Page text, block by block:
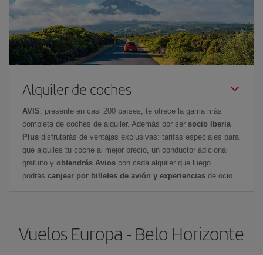
Alquiler de coches
AVIS , presente en casi 200 países, te ofrece la gama más
completa de coches de alquiler. Además por ser socio Iberia
Plus disfrutarás de ventajas exclusivas: tarifas especiales para
que alquiles tu coche al mejor precio, un conductor adicional
gratuito y obtendrás Avios con cada alquiler que luego
podrás canjear por billetes de avión y experiencias de ocio.
Vuelos Europa - Belo Horizonte